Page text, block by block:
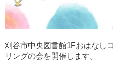
刈谷市中央図書館1Fおはなし
リングの会を開催します。